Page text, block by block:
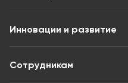
Инновации и развитие
Сотрудникам